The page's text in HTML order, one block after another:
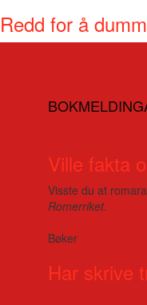
Redd for å
Ville fakta
Visste du at
Romerriket.
Bøker
Har skrive